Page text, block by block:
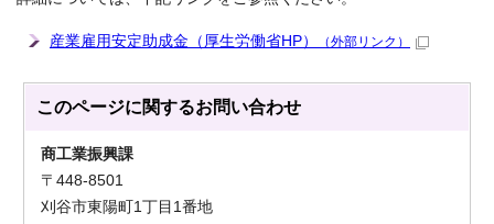
産業雇用安定助成金（厚生労働省HP） （外部リンク）
このページに関するお問い合わせ
商工業振興課
〒448-8501
刈谷市東陽町1丁目1番地